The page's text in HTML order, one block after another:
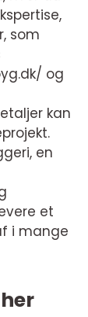
som
og
kan
en
et
i mange